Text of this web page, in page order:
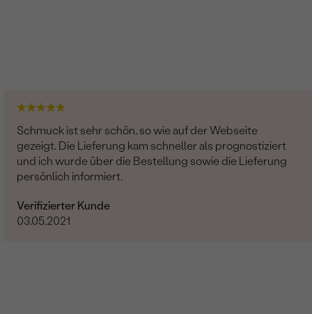
Schmuck ist sehr schön, so wie auf der Webseite
gezeigt. Die Lieferung kam schneller als prognostiziert
und ich wurde über die Bestellung sowie die Lieferung
persönlich informiert.
Verifizierter Kunde
03.05.2021